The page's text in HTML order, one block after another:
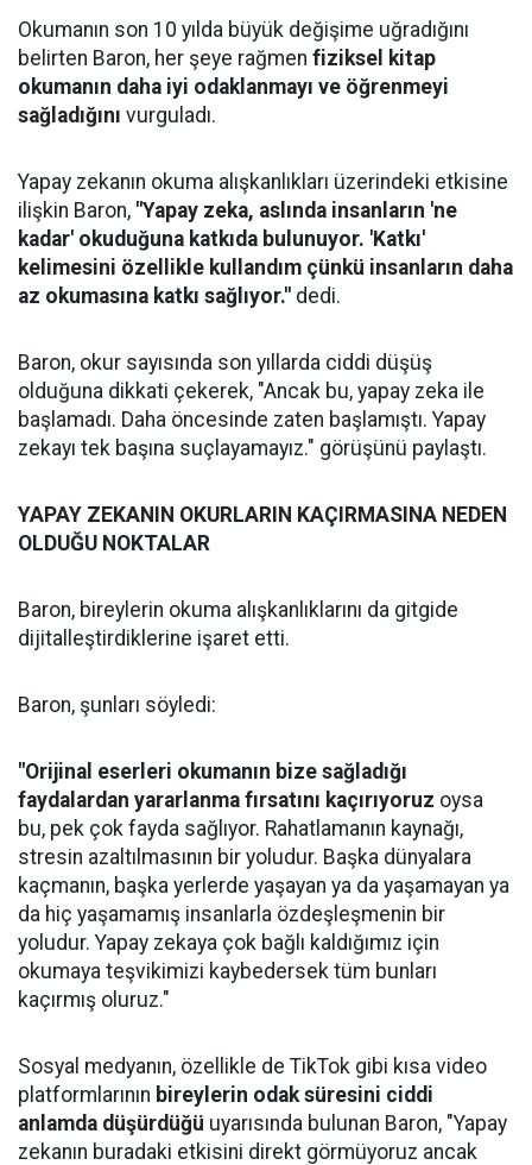
Okumanın son 10 yılda büyük değişime uğradığını
belirten Baron, her şeye rağmen fiziksel kitap
okumanın daha iyi odaklanmayı ve öğrenmeyi
sağladığını vurguladı.
Yapay zekanın okuma alışkanlıkları üzerindeki etkisine
ilişkin Baron, "Yapay zeka, aslında insanların 'ne
kadar' okuduğuna katkıda bulunuyor. 'Katkı'
kelimesini özellikle kullandım çünkü insanların daha
az okumasına katkı sağlıyor." dedi.
Baron, okur sayısında son yıllarda ciddi düşüş
olduğuna dikkati çekerek, "Ancak bu, yapay zeka ile
başlamadı. Daha öncesinde zaten başlamıştı. Yapay
zekayı tek başına suçlayamayız." görüşünü paylaştı.
YAPAY ZEKANIN OKURLARIN KAÇIRMASINA NEDEN
OLDUĞU NOKTALAR
Baron, bireylerin okuma alışkanlıklarını da gitgide
dijitalleştirdiklerine işaret etti.
Baron, şunları söyledi:
"Orijinal eserleri okumanın bize sağladığı
faydalardan yararlanma fırsatını kaçırıyoruz oysa
bu, pek çok fayda sağlıyor. Rahatlamanın kaynağı,
stresin azaltılmasının bir yoludur. Başka dünyalara
kaçmanın, başka yerlerde yaşayan ya da yaşamayan ya
da hiç yaşamamış insanlarla özdeşleşmenin bir
yoludur. Yapay zekaya çok bağlı kaldığımız için
okumaya teşvikimizi kaybedersek tüm bunları
kaçırmış oluruz."
Sosyal medyanın, özellikle de TikTok gibi kısa video
platformlarının bireylerin odak süresini ciddi
anlamda düşürdüğü uyarısında bulunan Baron, "Yapay
zekanın buradaki etkisini direkt görmüyoruz ancak